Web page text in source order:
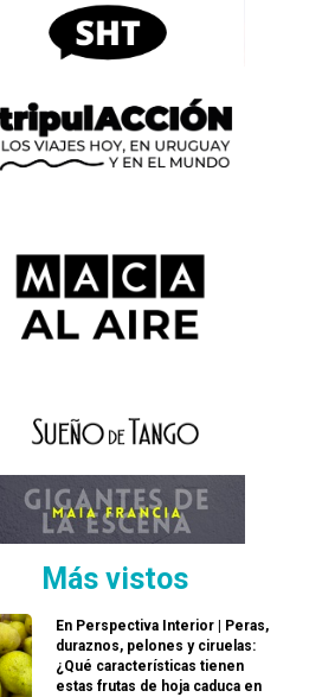
Más vistos
En Perspectiva Interior | Peras,
duraznos, pelones y ciruelas:
¿Qué características tienen
estas frutas de hoja caduca en